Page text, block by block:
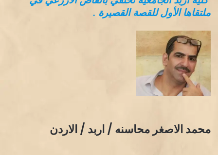
ملتقاها الأول للقصة القصيرة .
محمد الاصغر محاسنه / اربد / الاردن